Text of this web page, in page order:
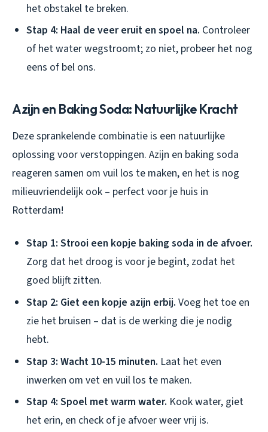
het obstakel te breken.
Stap 4: Haal de veer eruit en spoel na. Controleer
of het water wegstroomt; zo niet, probeer het nog
eens of bel ons.
Azijn en Baking Soda: Natuurlijke Kracht
Deze sprankelende combinatie is een natuurlijke
oplossing voor verstoppingen. Azijn en baking soda
reageren samen om vuil los te maken, en het is nog
milieuvriendelijk ook – perfect voor je huis in
Rotterdam!
Stap 1: Strooi een kopje baking soda in de afvoer.
Zorg dat het droog is voor je begint, zodat het
goed blijft zitten.
Stap 2: Giet een kopje azijn erbij. Voeg het toe en
zie het bruisen – dat is de werking die je nodig
hebt.
Stap 3: Wacht 10-15 minuten. Laat het even
inwerken om vet en vuil los te maken.
Stap 4: Spoel met warm water. Kook water, giet
het erin, en check of je afvoer weer vrij is.